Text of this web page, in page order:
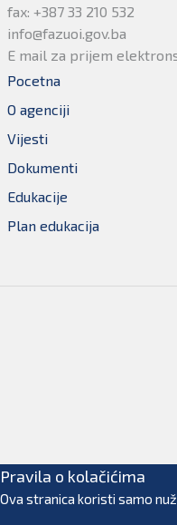
fax: +387 33 210 532
info@fazuoi.gov.ba
E mail za prijem
Pocetna
O agenciji
Vijesti
Dokumenti
Edukacije
Plan edukacija
Pravila o kolačićima
Ova stranica koristi samo